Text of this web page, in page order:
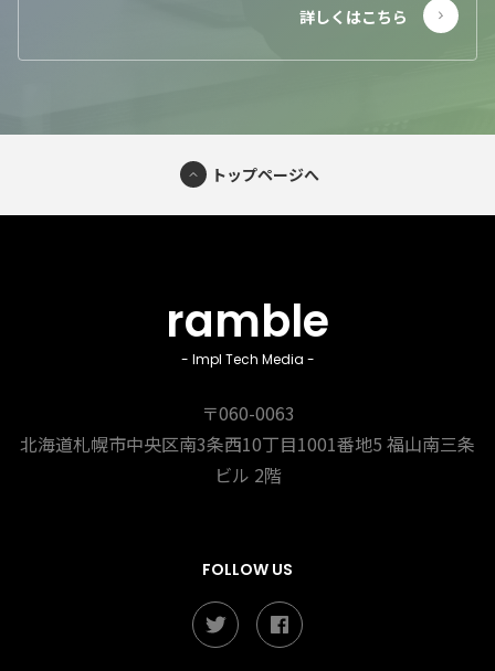
トップページへ
ramble
- Impl Tech Media -
〒060-0063
北海道札幌市中央区南3条西10丁目1001番地5 福山南三条
ビル 2階
FOLLOW US